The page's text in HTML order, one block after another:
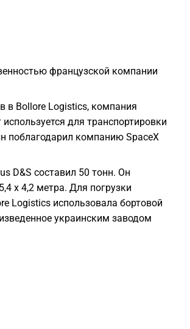
французской компании
в Bollore Logistics, компания
для транспортировки
поблагодарил компанию SpaceX
D&S составил 50 тонн. Он
х 4,2 метра. Для погрузки
Logistics использовала бортовой
украинским заводом